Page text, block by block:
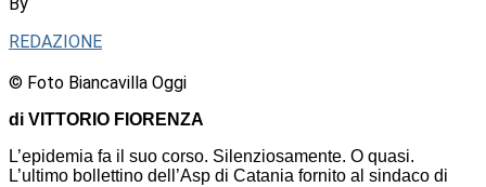
REDAZIONE
© Foto Biancavilla Oggi
di VITTORIO FIORENZA
L’epidemia fa il suo corso. Silenziosamente. O quasi.
L’ultimo bollettino dell’Asp di Catania fornito al sindaco di